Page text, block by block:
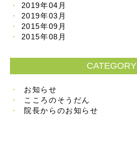
2019年04月
2019年03月
2015年09月
2015年08月
CATEGORY
お知らせ
こころのそうだん
院長からのお知らせ